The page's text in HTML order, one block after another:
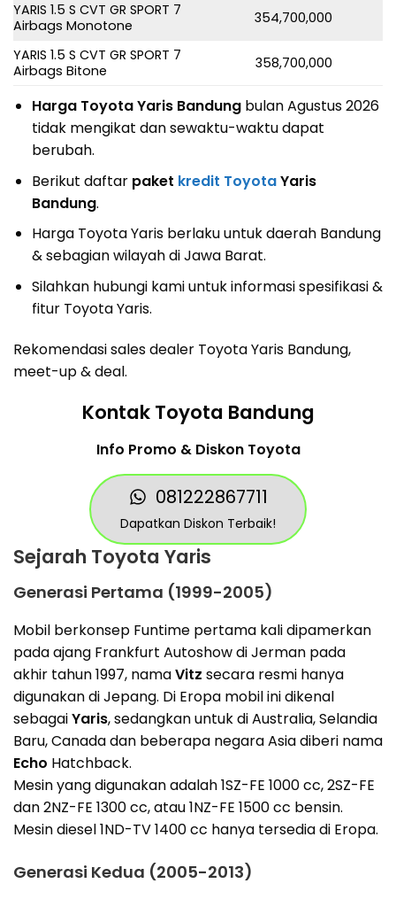
YARIS 1.5 S CVT GR SPORT 7
Airbags Monotone
354,700,000
YARIS 1.5 S CVT GR SPORT 7
Airbags Bitone
358,700,000
Harga Toyota Yaris Bandung bulan Agustus 2026
tidak mengikat dan sewaktu-waktu dapat
berubah.
Berikut daftar paket kredit ToyotaYaris
Bandung.
Harga Toyota Yaris berlaku untuk daerah Bandung
& sebagian wilayah di Jawa Barat.
Silahkan hubungi kami untuk informasi spesifikasi &
fitur Toyota Yaris.
Rekomendasi sales dealer Toyota Yaris Bandung,
meet-up & deal.
Kontak Toyota Bandung
Info Promo & Diskon Toyota
081222867711
Dapatkan Diskon Terbaik!
Sejarah Toyota Yaris
Generasi Pertama (1999-2005)
Mobil berkonsep Funtime pertama kali dipamerkan
pada ajang Frankfurt Autoshow di Jerman pada
akhir tahun 1997, namaVitz secara resmi hanya
digunakan di Jepang. Di Eropa mobil ini dikenal
sebagaiYaris, sedangkan untuk di Australia, Selandia
Baru, Canada dan beberapa negara Asia diberi nama
Echo Hatchback.
Mesin yang digunakan adalah 1SZ-FE 1000 cc, 2SZ-FE
dan 2NZ-FE 1300 cc, atau 1NZ-FE 1500 cc bensin.
Mesin diesel 1ND-TV 1400 cc hanya tersedia di Eropa.
Generasi Kedua (2005-2013)